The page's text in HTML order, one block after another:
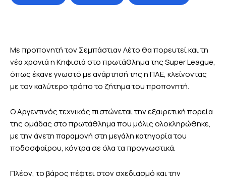
Με προπονητή τον Σεμπάστιαν Λέτο θα πορευτεί και τη
νέα χρονιά η Κηφισιά στο πρωτάθλημα της Super League,
όπως έκανε γνωστό με ανάρτησή της η ΠΑΕ, κλείνοντας
με τον καλύτερο τρόπο το ζήτημα του προπονητή.
Ο Αργεντινός τεχνικός πιστώνεται την εξαιρετική πορεία
της ομάδας στο πρωτάθλημα που μόλις ολοκληρώθηκε,
με την άνετη παραμονή στη μεγάλη κατηγορία του
ποδοσφαίρου, κόντρα σε όλα τα προγνωστικά.
Πλέον, το βάρος πέφτει στον σχεδιασμό και την